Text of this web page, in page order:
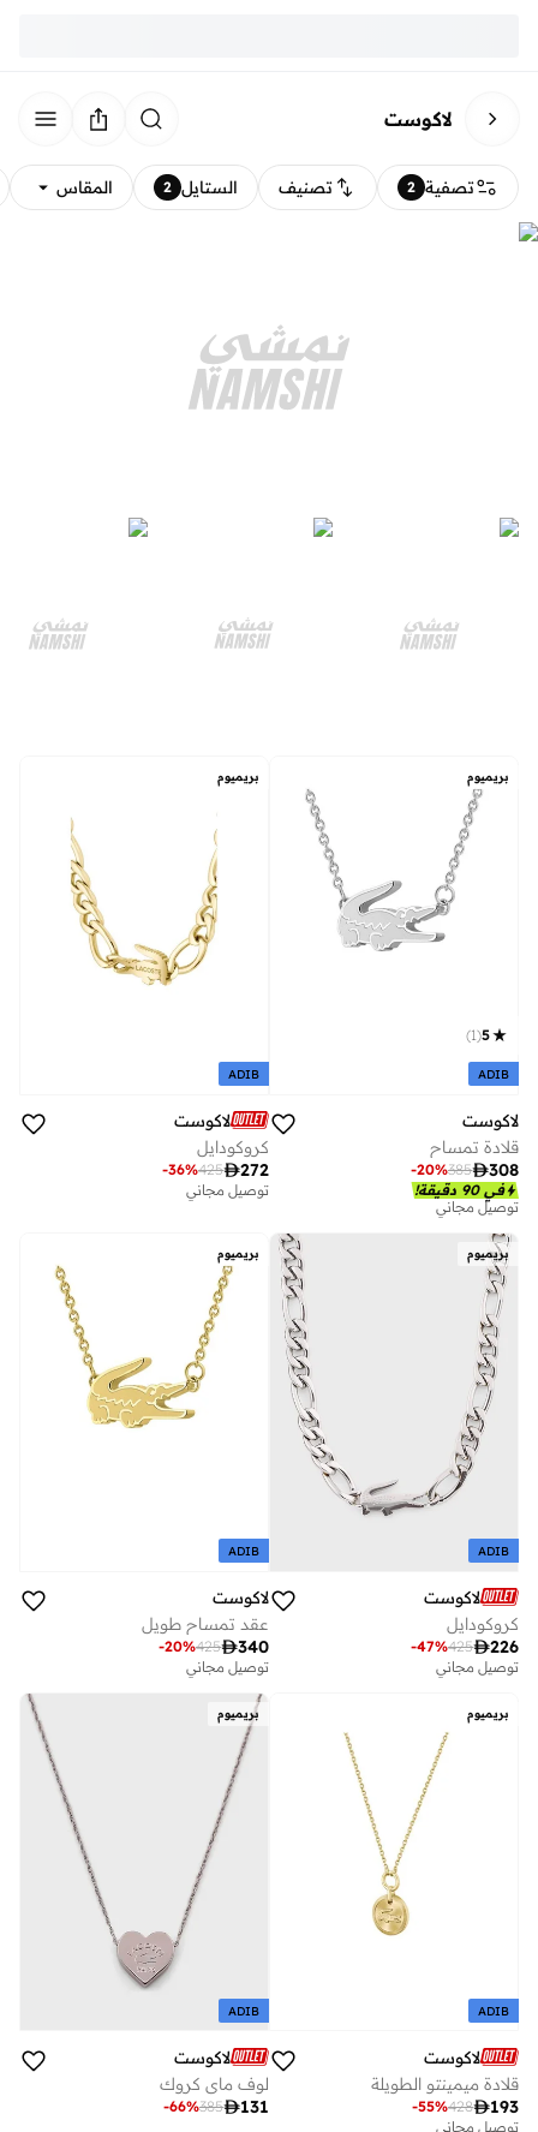
لاكوست
تصفية 2 تصنيف الستايل 2 المقاس
بريميوم
5
(
1
)
ADIB
لاكوست
قلادة تمساح
308
385
-20%
في 90 دقيقة!
توصيل مجاني
بريميوم
ADIB
لاكوست
كروكودايل
272
425
-36%
توصيل مجاني
بريميوم
ADIB
لاكوست
كروكودايل
226
425
-47%
توصيل مجاني
بريميوم
ADIB
لاكوست
عقد تمساح طويل
340
425
-20%
توصيل مجاني
بريميوم
ADIB
لاكوست
قلادة ميمينتو الطويلة
193
428
-55%
توصيل مجاني
بريميوم
ADIB
لاكوست
لوف ماي كروك
131
385
-66%